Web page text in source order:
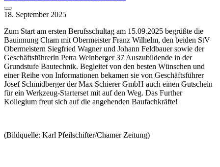
18. September 2025
Zum Start am ersten Berufsschultag am 15.09.2025 begrüßte die
Bauinnung Cham mit Obermeister Franz Wilhelm, den beiden StV
Obermeistern Siegfried Wagner und Johann Feldbauer sowie der
Geschäftsführerin Petra Weinberger 37 Auszubildende in der
Grundstufe Bautechnik. Begleitet von den besten Wünschen und
einer Reihe von Informationen bekamen sie von Geschäftsführer
Josef Schmidberger der Max Schierer GmbH auch einen Gutschein
für ein Werkzeug-Starterset mit auf den Weg. Das Further
Kollegium freut sich auf die angehenden Baufachkräfte!
(Bildquelle: Karl Pfeilschifter/Chamer Zeitung)